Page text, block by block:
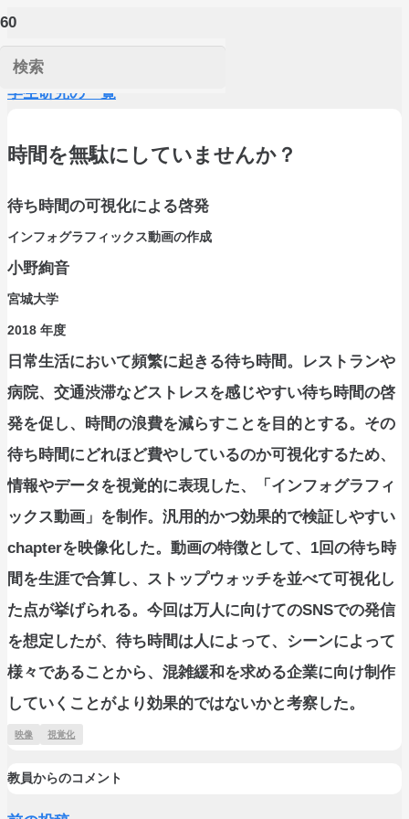
学生研究の一覧
時間を無駄にしていませんか？
待ち時間の可視化による啓発
インフォグラフィックス動画の作成
小野絢音
宮城大学
2018 年度
日常生活において頻繁に起きる待ち時間。レストランや
病院、交通渋滞などストレスを感じやすい待ち時間の啓
発を促し、時間の浪費を減らすことを目的とする。その
待ち時間にどれほど費やしているのか可視化するため、
情報やデータを視覚的に表現した、「インフォグラフィ
ックス動画」を制作。汎用的かつ効果的で検証しやすい
chapterを映像化した。動画の特徴として、1回の待ち時
間を生涯で合算し、ストップウォッチを並べて可視化し
た点が挙げられる。今回は万人に向けてのSNSでの発信
を想定したが、待ち時間は人によって、シーンによって
様々であることから、混雑緩和を求める企業に向け制作
していくことがより効果的ではないかと考察した。
映像 視覚化
教員からのコメント